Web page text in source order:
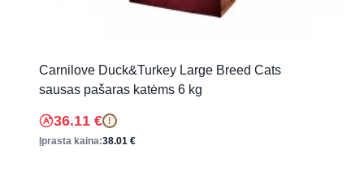
Carnilove Duck&Turkey Large Breed Cats
sausas pašaras katėms 6 kg
36.11 € !
Įprasta kaina:38.01 €